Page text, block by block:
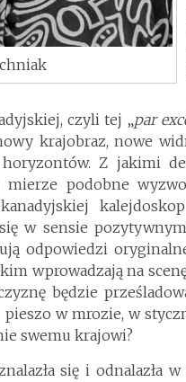
czyli tej „par
krajobraz, nowe
Z jakimi
podobne
w sensie
odpowiedzi
wprowadzają na
będzie
w mrozie, w
swemu krajowi?
się i odnalazła